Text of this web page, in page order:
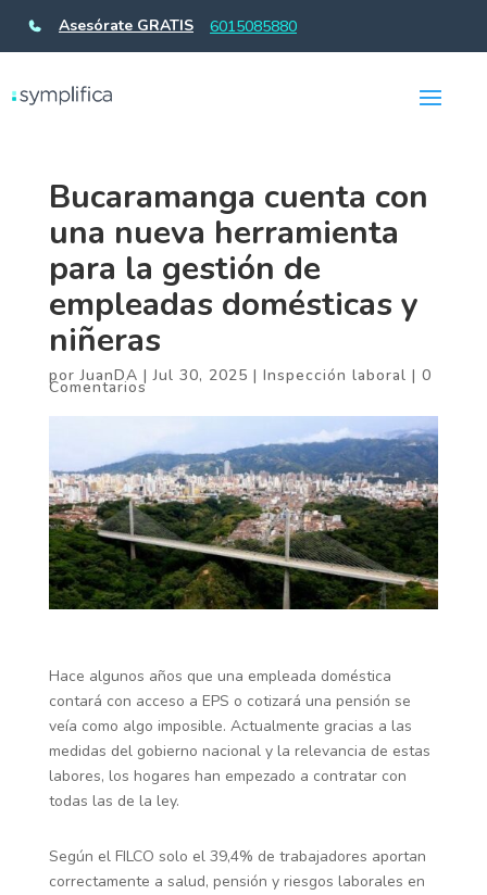
Bucaramanga cuenta con
una nueva herramienta
para la gestión de
empleadas domésticas y
niñeras
porJuanDA |Jul 30, 2025 | Inspección laboral | 0
Comentarios
Hace algunos años que una empleada doméstica
contará con acceso a EPS o cotizará una pensión se
veía como algo imposible. Actualmente gracias a las
medidas del gobierno nacional y la relevancia de estas
labores, los hogares han empezado a contratar con
todas las de la ley.
Según el FILCO solo el 39,4% de trabajadores aportan
correctamente a salud, pensión y riesgos laborales en
Asesórate GRATIS 6015085880